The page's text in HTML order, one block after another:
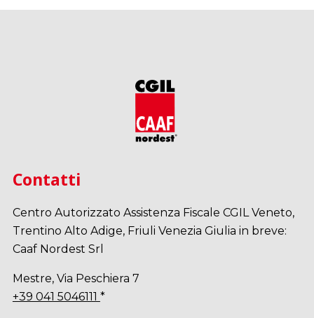
Contatti
Centro Autorizzato Assistenza Fiscale CGIL Veneto,
Trentino Alto Adige, Friuli Venezia Giulia in breve:
Caaf Nordest Srl
Mestre, Via Peschiera 7
+39 041 5046111 *